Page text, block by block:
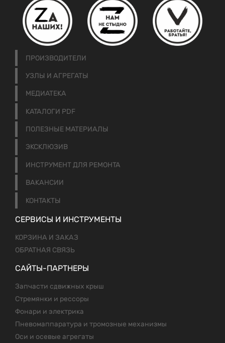
ПРОИЗВОДИТЕЛИ
УЗЛЫ И АГРЕГАТЫ
МЕДИАТЕКА
КАТАЛОГИ PDF
ПОЛЕЗНЫЕ МАТЕРИАЛЫ
ЭКСКЛЮЗИВ
ИНСТРУМЕНТ ДЛЯ РЕМОНТА
ВАКАНСИИ
КОНТАКТЫ
СЕРВИСЫ И ИНСТРУМЕНТЫ
КОРЗИНА И ЗАКАЗ
ОБРАТНАЯ СВЯЗЬ
САЙТЫ-ПАРТНЕРЫ
Запчасти сдвижных крыш
Стремянки и рессоры
Фонари и электрика
Пневомаппаратура и тромозные механизмы
Оси и осевые агрегаты